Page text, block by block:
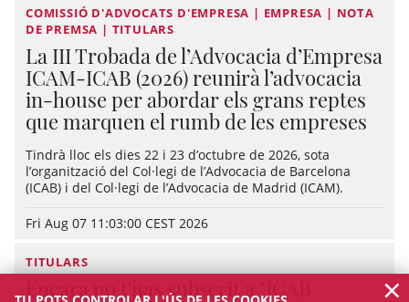
COMISSIÓ D'ADVOCATS D'EMPRESA | EMPRESA | NOTA
DE PREMSA | TITULARS
La III Trobada de l’Advocacia d’Empresa
ICAM-ICAB (2026) reunirà l’advocacia
in-house per abordar els grans reptes
que marquen el rumb de les empreses
Tindrà lloc els dies 22 i 23 d’octubre de 2026, sota
l’organització del Col·legi de l’Advocacia de Barcelona
(ICAB) i del Col·legi de l’Advocacia de Madrid (ICAM).
Fri Aug 07 11:03:00 CEST 2026
TITULARS
Encara no t'has subscrit a "ICAB
×